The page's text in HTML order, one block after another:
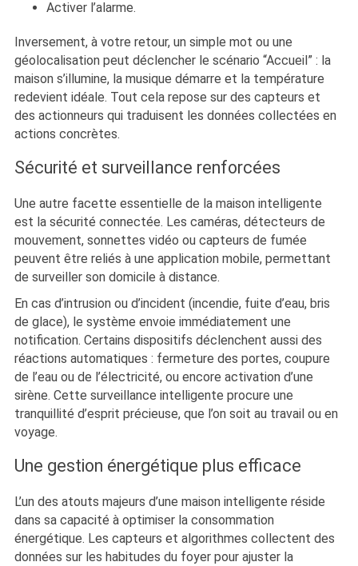
Activer l’alarme.
Inversement, à votre retour, un simple mot ou une
géolocalisation peut déclencher le scénario “Accueil” : la
maison s’illumine, la musique démarre et la température
redevient idéale. Tout cela repose sur des capteurs et
des actionneurs qui traduisent les données collectées en
actions concrètes.
Sécurité et surveillance renforcées
Une autre facette essentielle de la maison intelligente
est la sécurité connectée. Les caméras, détecteurs de
mouvement, sonnettes vidéo ou capteurs de fumée
peuvent être reliés à une application mobile, permettant
de surveiller son domicile à distance.
En cas d’intrusion ou d’incident (incendie, fuite d’eau, bris
de glace), le système envoie immédiatement une
notification. Certains dispositifs déclenchent aussi des
réactions automatiques : fermeture des portes, coupure
de l’eau ou de l’électricité, ou encore activation d’une
sirène. Cette surveillance intelligente procure une
tranquillité d’esprit précieuse, que l’on soit au travail ou en
voyage.
Une gestion énergétique plus efficace
L’un des atouts majeurs d’une maison intelligente réside
dans sa capacité à optimiser la consommation
énergétique. Les capteurs et algorithmes collectent des
données sur les habitudes du foyer pour ajuster la